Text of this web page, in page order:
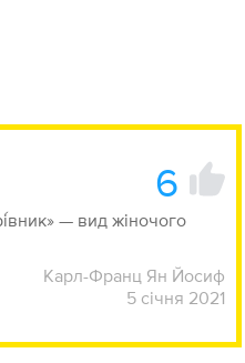
6
— вид жіночого
Карл-Франц Ян Йосиф
5 січня 2021